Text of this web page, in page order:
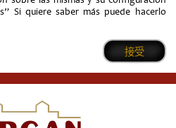
Si quiere saber más puede hacerlo
接受